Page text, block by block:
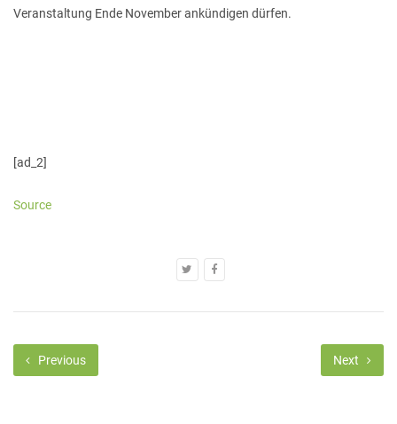
Veranstaltung Ende November ankündigen dürfen.
[ad_2]
Source
Previous Next